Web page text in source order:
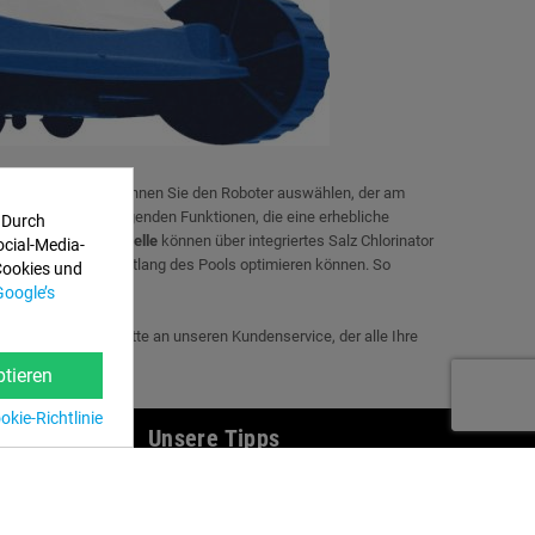
Auswahl können Sie den Roboter auswählen, der am
und den grundlegenden Funktionen, die eine erhebliche
modernsten Modelle können über integriertes Salz Chlorinator
Sie den Pfad entlang des Pools optimieren können. So
wenden Sie sich bitte an unseren Kundenservice, der alle Ihre
Unsere Tipps
Media-
und
Richtlinie